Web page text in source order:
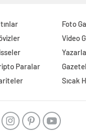
Paralar
Foto
Video
Sıcak